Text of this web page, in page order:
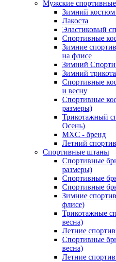
Мужские
Зимний костюм
Лакоста
Эластиковый
Спортивные
Зимние
на флисе
Зимний
Зимний
Спортивные
и весну
Спортивные
размеры)
Трикотажный
Осень)
MXC - бренд
Летний
Спортивные штаны
Спортивные
размеры)
Спортивные
Спортивные
Зимние
флисе)
Трикотажные
весна)
Летние
Спортивные
весна)
Летние